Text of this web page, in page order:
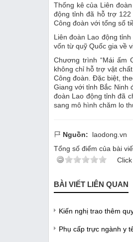
Thống kê của Liên
động tỉnh đã hỗ trợ
Công đoàn với tổng số
Liên đoàn Lao động
vốn từ quỹ Quốc gia về
Chương trình “Mái ấm
không chỉ hỗ trợ vật
Công đoàn. Đặc biệt,
Giang với tỉnh Bắc Ninh
đoàn Lao động tỉnh đã
sang mô hình chăm lo
Nguồn: laodong.vn
Tổng số điểm của bài
BÀI VIẾT LIÊN QUAN
Kiến nghị trao thêm
Phụ cấp trực ngành y